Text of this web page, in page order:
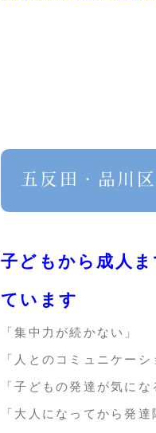
五反田・品川
子どもから成人
ています
「集中力が続かない」
「人とのコミュニケー
「子どもの発達が気にな
「大人になってから発